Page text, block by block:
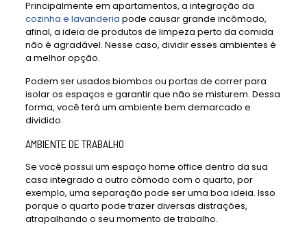
Principalmente em apartamentos, a integração da
cozinha e lavanderia pode causar grande incômodo,
afinal, a ideia de produtos de limpeza perto da comida
não é agradável. Nesse caso, dividir esses ambientes é
a melhor opção.
Podem ser usados biombos ou portas de correr para
isolar os espaços e garantir que não se misturem. Dessa
forma, você terá um ambiente bem demarcado e
dividido.
AMBIENTE DE TRABALHO
Se você possui um espaço home office dentro da sua
casa integrado a outro cômodo com o quarto, por
exemplo, uma separação pode ser uma boa ideia. Isso
porque o quarto pode trazer diversas distrações,
atrapalhando o seu momento de trabalho.